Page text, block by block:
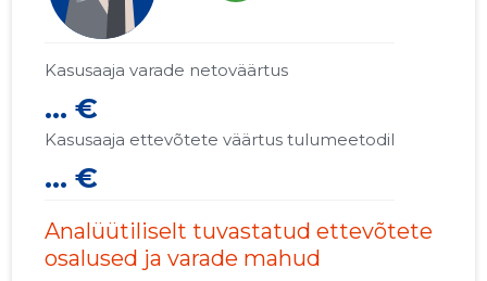
Kasusaaja varade netoväärtus
... €
Kasusaaja ettevõtete väärtus tulumeetodil
... €
Analüütiliselt tuvastatud ettevõtete
osalused ja varade mahud